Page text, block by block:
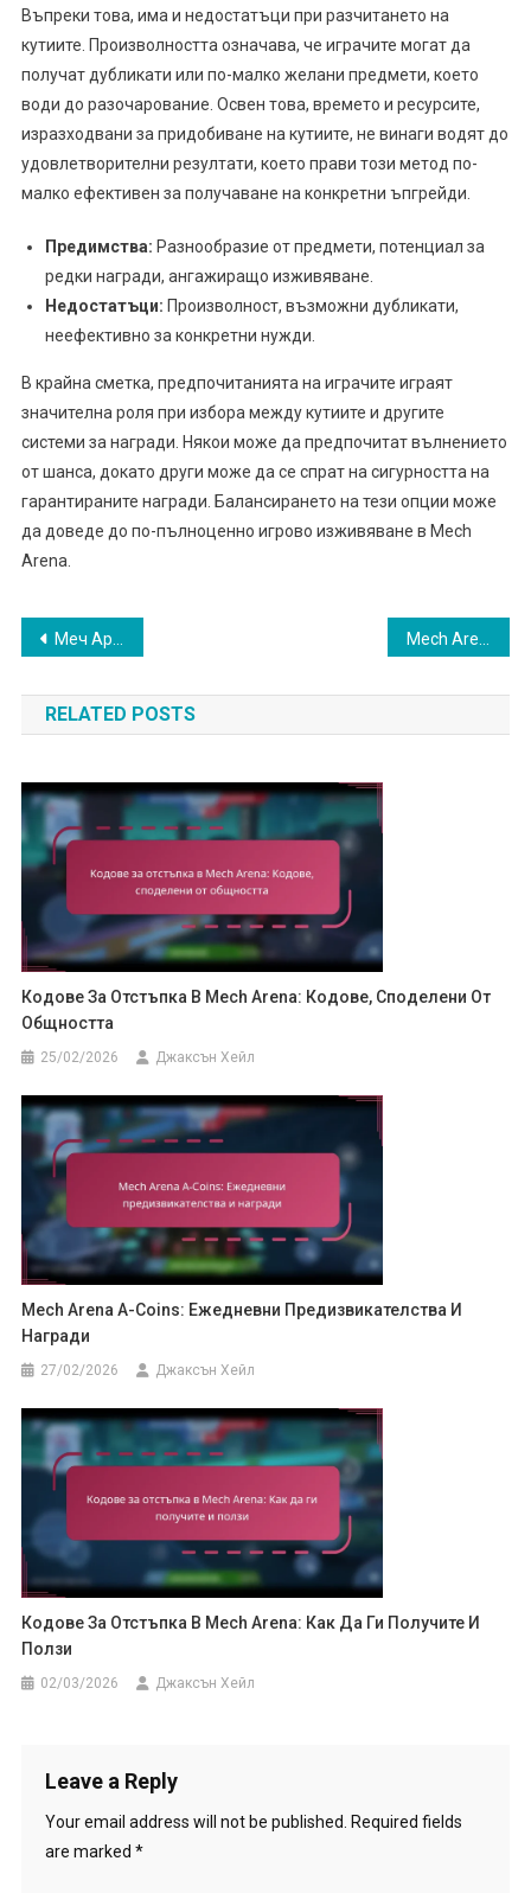
Въпреки това, има и недостатъци при разчитането на
кутиите. Произволността означава, че играчите могат да
получат дубликати или по-малко желани предмети, което
води до разочарование. Освен това, времето и ресурсите,
изразходвани за придобиване на кутиите, не винаги водят до
удовлетворителни резултати, което прави този метод по-
малко ефективен за получаване на конкретни ъпгрейди.
Предимства: Разнообразие от предмети, потенциал за
редки награди, ангажиращо изживяване.
Недостатъци: Произволност, възможни дубликати,
неефективно за конкретни нужди.
В крайна сметка, предпочитанията на играчите играят
значителна роля при избора между кутиите и другите
системи за награди. Някои може да предпочитат вълнението
от шанса, докато други може да се спрат на сигурността на
гарантираните награди. Балансирането на тези опции може
да доведе до по-пълноценно игрово изживяване в Mech
Arena.
Post
navigation
Меч Арена Битка Пропуск: Максимизиране на Вашата Инвестиция
RELATED POSTS
Кодове За Отстъпка В Mech Arena: Кодове, Споделени От
Общността
25/02/2026 Джаксън Хейл
Mech Arena A-Coins: Ежедневни Предизвикателства И
Награди
27/02/2026 Джаксън Хейл
Кодове За Отстъпка В Mech Arena: Как Да Ги Получите И
Ползи
02/03/2026 Джаксън Хейл
Leave a Reply
Your email address will not be published.
Required fields
are marked *